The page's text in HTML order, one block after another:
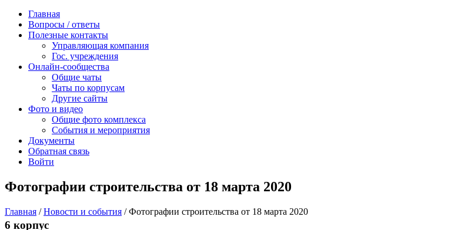
Главная
Вопросы / ответы
Полезные контакты
Управляющая компания
Гос. учреждения
Онлайн-сообщества
Общие чаты
Чаты по корпусам
Другие сайты
Фото и видео
Общие фото комплекса
События и мероприятия
Документы
Обратная связь
Войти
Фотографии строительства от 18 марта 2020
Главная /Новости и события /Фотографии строительства от 18 марта 2020
6 корпус